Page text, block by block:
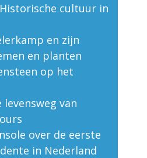
Historische cultuur in
en zijn
en planten
op het
levensweg van
over de eerste
in Nederland